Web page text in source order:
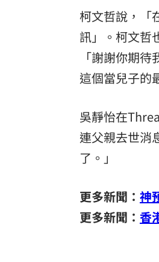
柯文哲說，「
訊」。柯文哲
「謝謝你期
這個當兒子的
吳靜怡在
連父親去世消
了。」
更多新聞： 神
更多新聞： 香